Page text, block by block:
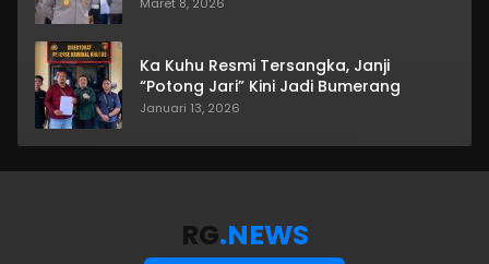
Ka Kuhu Resmi Tersangka, Janji
“Potong Jari” Kini Jadi Bumerang
Januari 13, 2026
RG.NEWS